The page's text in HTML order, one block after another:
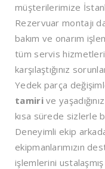
müşterilerimize
Rezervuar montajı
bakım ve onarım
tüm servis
karşılaştığınız
Yedek parça
tamirive
kısa sürede sizlerle
Deneyimli ekip
ekipmanlarımızın
işlemlerini